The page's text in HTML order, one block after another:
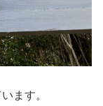
ます。